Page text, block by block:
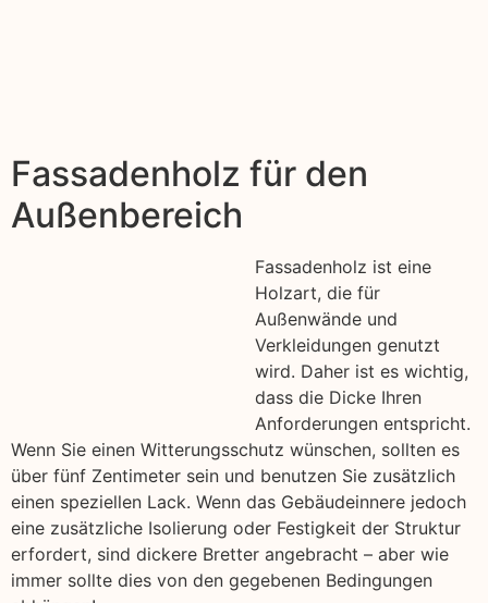
Fassadenholz für den
Außenbereich
Fassadenholz ist eine
Holzart, die für
Außenwände und
Verkleidungen genutzt
wird. Daher ist es wichtig,
dass die Dicke Ihren
Anforderungen entspricht.
Wenn Sie einen Witterungsschutz wünschen, sollten es
über fünf Zentimeter sein und benutzen Sie zusätzlich
einen speziellen Lack. Wenn das Gebäudeinnere jedoch
eine zusätzliche Isolierung oder Festigkeit der Struktur
erfordert, sind dickere Bretter angebracht – aber wie
immer sollte dies von den gegebenen Bedingungen